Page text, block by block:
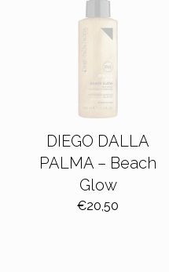
DIEGO DALLA
PALMA – Beach
Glow
€20,50